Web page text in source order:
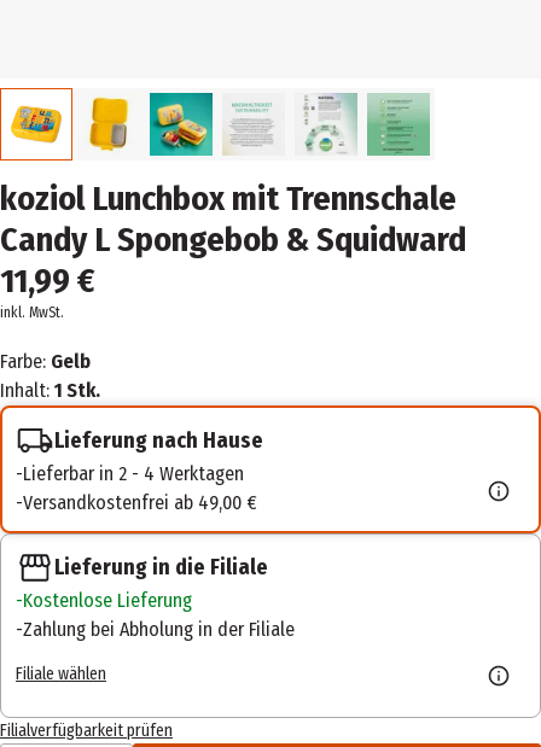
koziol Lunchbox mit Trennschale
Candy L Spongebob & Squidward
11,99 €
inkl. MwSt.
Farbe: Gelb
Inhalt: 1 Stk.
Lieferung nach Hause
Lieferbar in 2 - 4 Werktagen
Versandkostenfrei ab 49,00 €
Lieferung in die Filiale
Kostenlose Lieferung
Zahlung bei Abholung in der Filiale
Filiale wählen
Filialverfügbarkeit prüfen